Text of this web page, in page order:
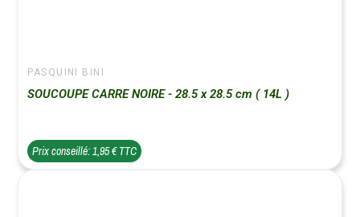
PASQUINI BINI
SOUCOUPE CARRE NOIRE - 28.5 x 28.5 cm ( 14L )
Prix conseillé: 1,95 € TTC